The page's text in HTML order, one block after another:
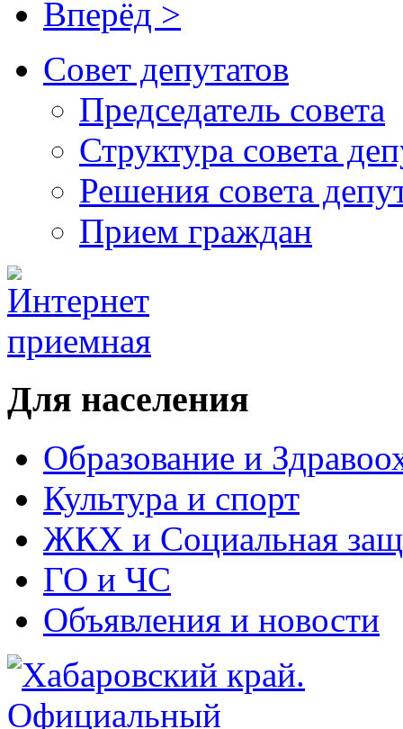
Вперёд >
Совет депутатов
Председатель совета
Структура совета
Решения совета
Прием граждан
Для населения
Образование и
Культура и спорт
ЖКХ и Социальная
ГО и ЧС
Объявления и новости